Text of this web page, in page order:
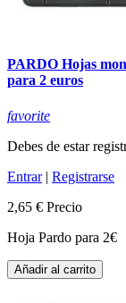
PARDO Hojas
para 2 euros
favorite
Debes de estar
Entrar| Registrarse
2,65 € Precio
Hoja Pardo para 2€
Añadir al carrito